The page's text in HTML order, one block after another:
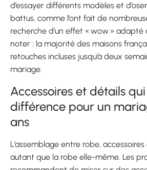
d’essayer différents modèles et
battus, comme l’ont fait de
recherche d’un effet « wow » adapté
noter : la majorité des maisons
retouches incluses jusqu’à deux
mariage.
Accessoires et détails
différence pour un
ans
L’assemblage entre robe,
autant que la robe elle-même. Les